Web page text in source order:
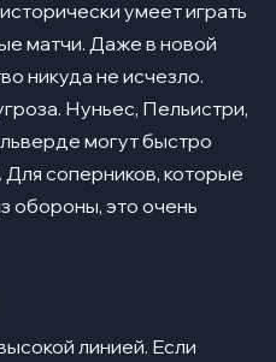
умеет играть
матчи. Даже в новой
никуда не исчезло.
Нуньес, Пельистри,
могут быстро
соперников, которые
обороны, это очень
линией. Если